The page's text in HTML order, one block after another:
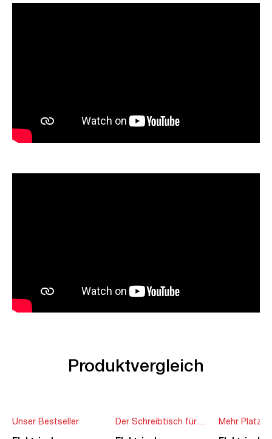
Produktvergleich
Unser Bestseller
Der Schreibtisch für
die ganze Familie
Mehr Platz
Ideen